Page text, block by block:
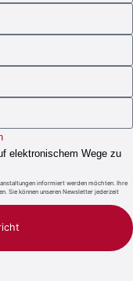
elektronischem Wege zu
informiert werden möchten. Ihre
Sie können unseren Newsletter jederzeit